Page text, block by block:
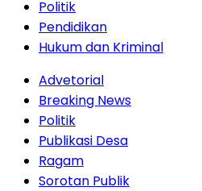
Politik
Pendidikan
Hukum dan Kriminal
Advetorial
Breaking News
Politik
Publikasi Desa
Ragam
Sorotan Publik